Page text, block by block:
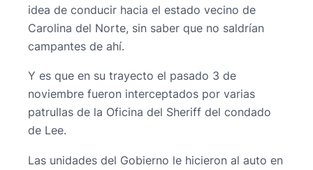
idea de conducir hacia el estado vecino de
Carolina del Norte, sin saber que no saldrían
campantes de ahí.
Y es que en su trayecto el pasado 3 de
noviembre fueron interceptados por varias
patrullas de la Oficina del Sheriff del condado
de Lee.
Las unidades del Gobierno le hicieron al auto en